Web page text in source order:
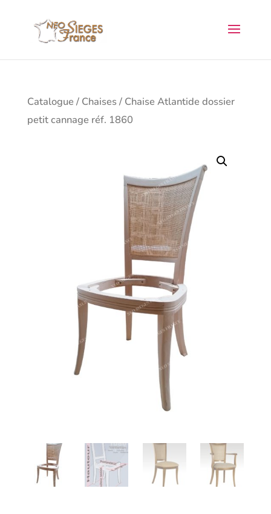
Catalogue / Chaises/ Chaise Atlantide dossier
petit cannage réf. 1860